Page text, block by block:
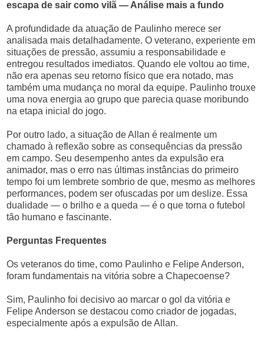
escapa de sair como vilã — Análise mais a fundo
A profundidade da atuação de Paulinho merece ser
analisada mais detalhadamente. O veterano, experiente em
situações de pressão, assumiu a responsabilidade e
entregou resultados imediatos. Quando ele voltou ao time,
não era apenas seu retorno físico que era notado, mas
também uma mudança no moral da equipe. Paulinho trouxe
uma nova energia ao grupo que parecia quase moribundo
na etapa inicial do jogo.
Por outro lado, a situação de Allan é realmente um
chamado à reflexão sobre as consequências da pressão
em campo. Seu desempenho antes da expulsão era
animador, mas o erro nas últimas instâncias do primeiro
tempo foi um lembrete sombrio de que, mesmo as melhores
performances, podem ser ofuscadas por um deslize. Essa
dualidade — o brilho e a queda — é o que torna o futebol
tão humano e fascinante.
Perguntas Frequentes
Os veteranos do time, como Paulinho e Felipe Anderson,
foram fundamentais na vitória sobre a Chapecoense?
Sim, Paulinho foi decisivo ao marcar o gol da vitória e
Felipe Anderson se destacou como criador de jogadas,
especialmente após a expulsão de Allan.